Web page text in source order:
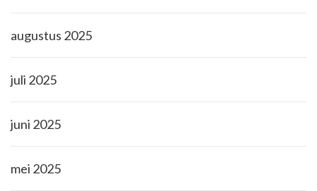
augustus 2025
juli 2025
juni 2025
mei 2025